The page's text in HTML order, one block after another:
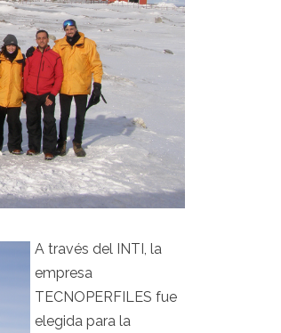
A través del INTI, la
empresa
TECNOPERFILES fue
elegida para la